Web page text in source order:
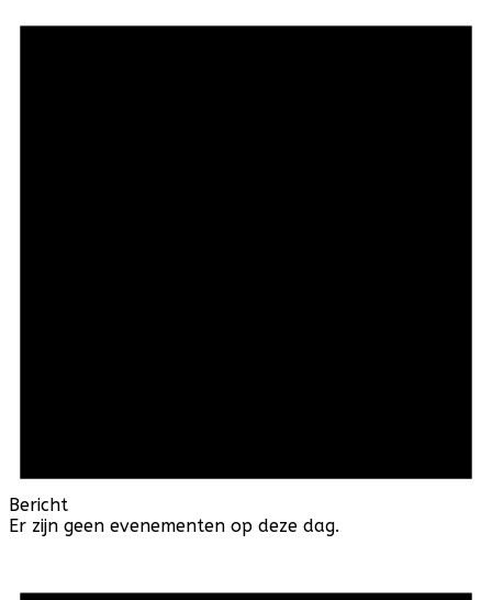
Bericht
Er zijn geen evenementen op deze dag.